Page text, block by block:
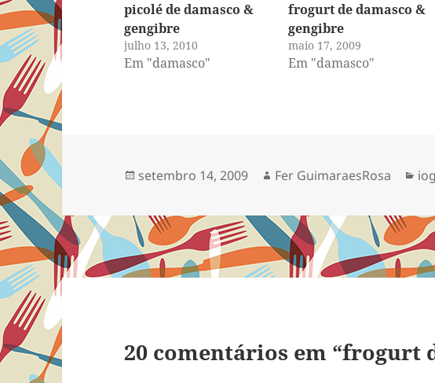
picolé de damasco &
gengibre
julho 13, 2010
Em "damasco"
frogurt de damasco &
gengibre
maio 17, 2009
Em "damasco"
Publicado
setembro 14, 2009 Autor
Fer GuimaraesRosa
20 comentários em “frogurt